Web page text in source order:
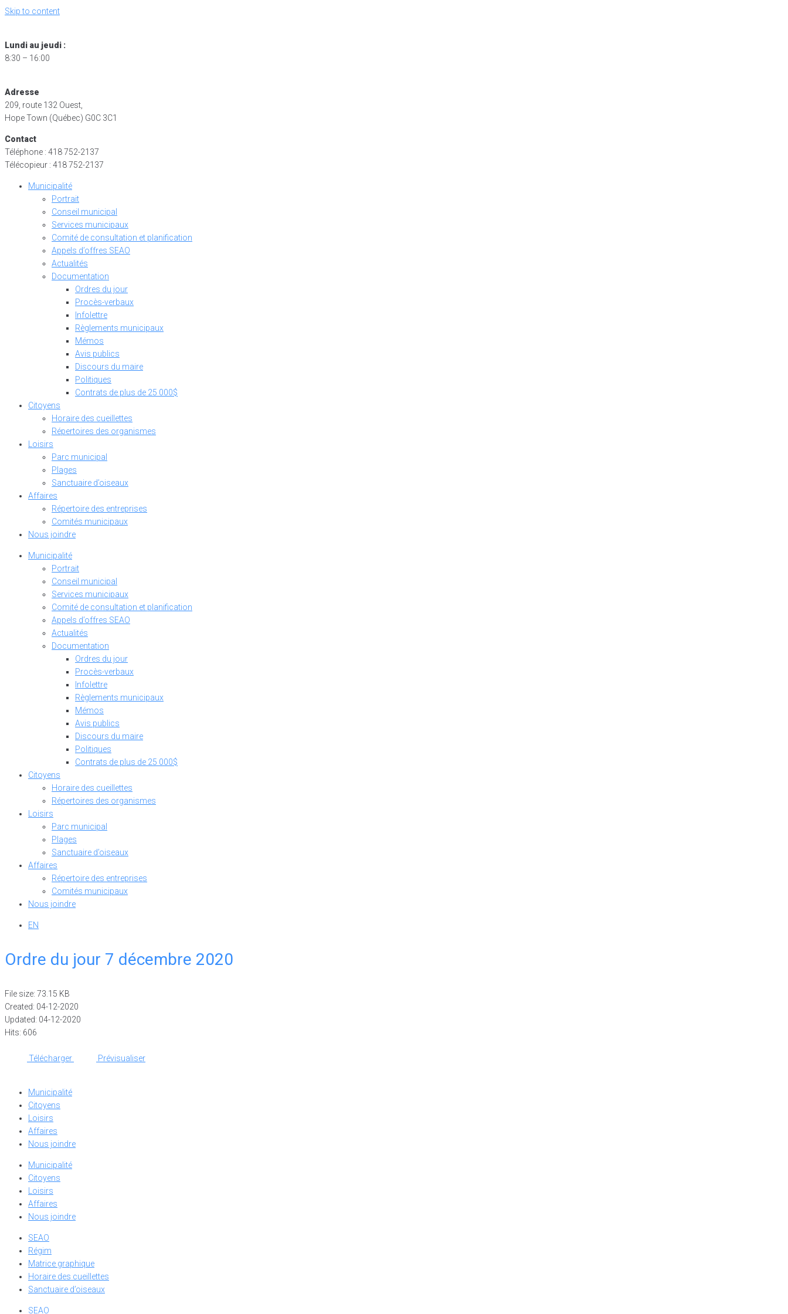
Skip to content
Lundi au jeudi :
8:30 – 16:00
Adresse
209, route 132 Ouest,
Hope Town (Québec) G0C 3C1
Contact
Téléphone : 418 752-2137
Télécopieur : 418 752-2137
Municipalité
Portrait
Conseil municipal
Services municipaux
Comité de consultation et planification
Appels d’offres SEAO
Actualités
Documentation
Ordres du jour
Procès-verbaux
Infolettre
Règlements municipaux
Mémos
Avis publics
Discours du maire
Politiques
Contrats de plus de 25 000$
Citoyens
Horaire des cueillettes
Répertoires des organismes
Loisirs
Parc municipal
Plages
Sanctuaire d’oiseaux
Affaires
Répertoire des entreprises
Comités municipaux
Nous joindre
Municipalité
Portrait
Conseil municipal
Services municipaux
Comité de consultation et planification
Appels d’offres SEAO
Actualités
Documentation
Ordres du jour
Procès-verbaux
Infolettre
Règlements municipaux
Mémos
Avis publics
Discours du maire
Politiques
Contrats de plus de 25 000$
Citoyens
Horaire des cueillettes
Répertoires des organismes
Loisirs
Parc municipal
Plages
Sanctuaire d’oiseaux
Affaires
Répertoire des entreprises
Comités municipaux
Nous joindre
EN
Ordre du jour 7 décembre 2020
File size: 73.15 KB
Created: 04-12-2020
Updated: 04-12-2020
Hits: 606
Télécharger Prévisualiser
Municipalité
Citoyens
Loisirs
Affaires
Nous joindre
Municipalité
Citoyens
Loisirs
Affaires
Nous joindre
SEAO
Régim
Matrice graphique
Horaire des cueillettes
Sanctuaire d’oiseaux
SEAO